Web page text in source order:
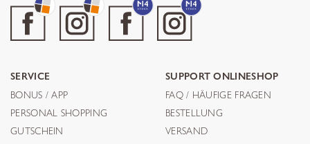
SERVICE
BONUS / APP
PERSONAL SHOPPING
GUTSCHEIN
SUPPORT ONLINESHOP
FAQ / HÄUFIGE FRAGEN
BESTELLUNG
VERSAND